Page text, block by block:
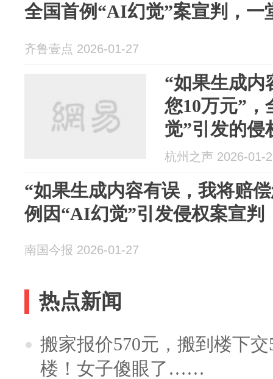
全国首例“AI幻觉”案宣判，一
齐鲁壹点 2026-01-27
“如果生成内
您10万元”
觉”引发的侵
杭州之声 2026-01-
“如果生成内容有误，我将赔
例因“AI幻觉”引发侵权案宣判
南国今报 2026-01-27
热点新闻
搬家报价570元，搬到楼下
楼！女子傻眼了……